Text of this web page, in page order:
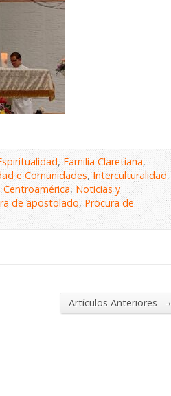
,Familia Claretiana,
e Comunidades,Interculturalidad,
, Noticias y
de apostolado,Procura de
Artículos Anteriores →